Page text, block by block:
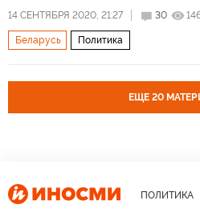
Тревожная белорусская осень
14 СЕНТЯБРЯ 2020, 21:27 30
Беларусь Политика
ЕЩЕ 20
ПОЛИТИКА